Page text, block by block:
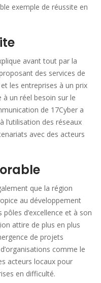
exemple de réussite en
avant tout par la
des services de
les entreprises à un prix
à un réel besoin sur le
de 17Cyber a
des réseaux
avec des acteurs
que la région
au développement
d’excellence et à son
attire de plus en plus
de projets
comme le
acteurs locaux pour
en difficulté.